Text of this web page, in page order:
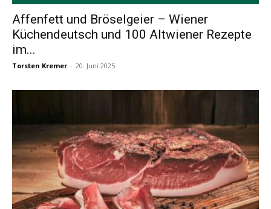
Affenfett und Bröselgeier – Wiener
Küchendeutsch und 100 Altwiener Rezepte
im...
Torsten Kremer - 20. Juni 2025